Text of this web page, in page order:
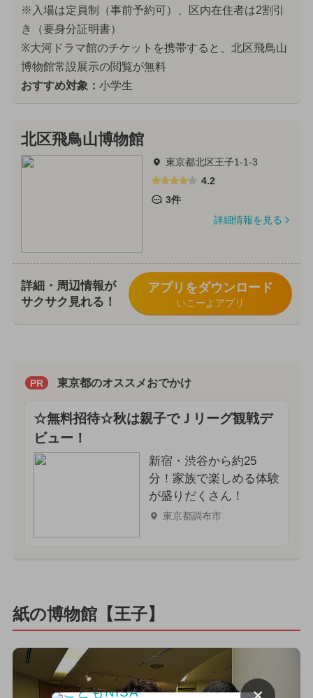
※入場は定員制（事前予約可）、区内在住者は2割引
き（要身分証明書）
※大河ドラマ館のチケットを携帯すると、北区飛鳥山
博物館常設展示の閲覧が無料
おすすめ対象： 小学生
北区飛鳥山博物館
東京都北区王子1-1-3
4.2
3件
詳細情報を見る
詳細・周辺情報が
サクサク見れる！
アプリをダウンロード
いこーよアプリ
PR 東京都のオススメおでかけ
☆無料招待☆秋は親子でＪリーグ観戦デ
ビュー！
新宿・渋谷から約25
分！家族で楽しめる体験
が盛りだくさん！
東京都調布市
紙の博物館【王子】